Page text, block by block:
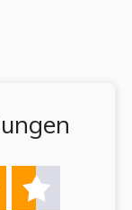
